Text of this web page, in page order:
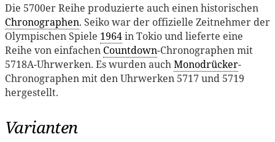
Die 5700er Reihe produzierte auch einen historischen
Chronographen. Seiko war der offizielle Zeitnehmer der
Olympischen Spiele 1964in Tokio und lieferte eine
Reihe von einfachen Countdown-Chronographen mit
5718A-Uhrwerken. Es wurden auchMonodrücker-
Chronographen mit den Uhrwerken 5717 und 5719
hergestellt.
Varianten